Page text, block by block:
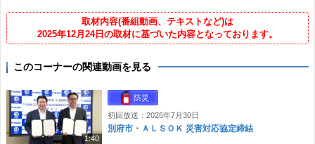
取材内容(番組動画、テキストなど)は
2025年12月24日の取材に基づいた内容となっております。
このコーナーの関連動画を見る
1:40
防災
初回放送：2026年7月30日
別府市・ＡＬＳＯＫ 災害対応協定締結